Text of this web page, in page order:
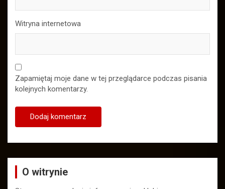
Witryna internetowa
Zapamiętaj moje dane w tej przeglądarce podczas pisania
kolejnych komentarzy.
O witrynie